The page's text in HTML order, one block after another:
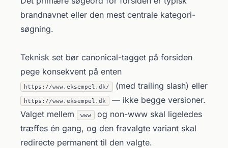
brandnavnet eller den mest centrale kategori-
søgning.
Teknisk set bør canonical-tagget på forsiden
pege konsekvent på enten
https://www.eksempel.dk/ (med trailing slash) eller
https://www.eksempel.dk
— ikke begge versioner.
Valget mellem
www
og non-www skal ligeledes
træffes én gang, og den fravalgte variant skal
redirecte permanent til den valgte.